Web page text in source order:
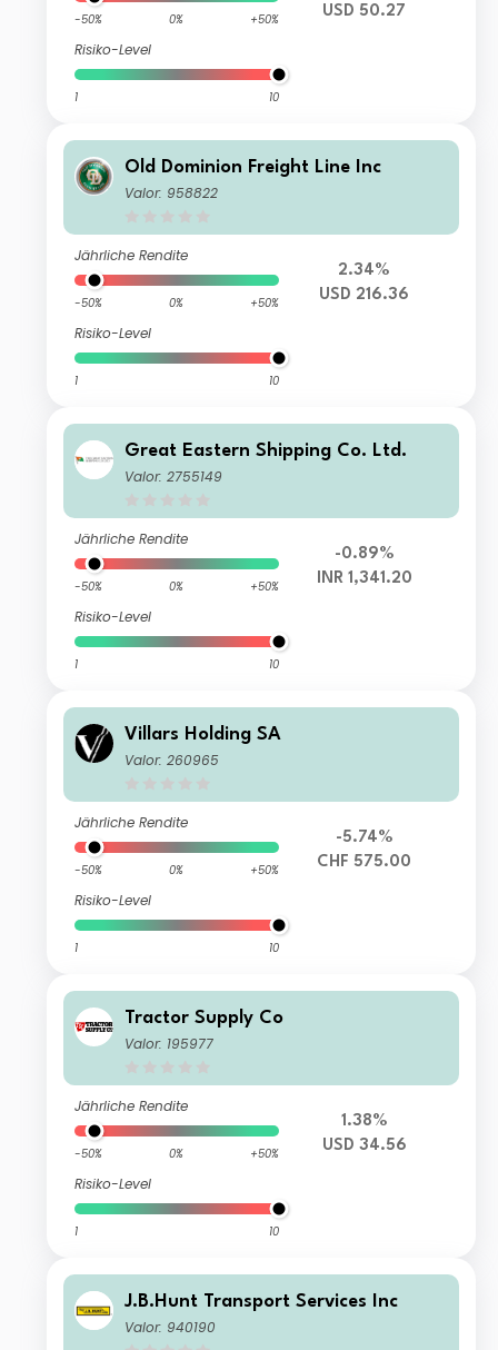
-50% 0% +50%
Risiko-Level
1 10
USD 50.27
Old Dominion Freight Line Inc
Valor: 958822
Jährliche Rendite
-50% 0% +50%
Risiko-Level
1 10
2.34%
USD 216.36
Great Eastern Shipping Co. Ltd.
Valor: 2755149
Jährliche Rendite
-50% 0% +50%
Risiko-Level
1 10
-0.89%
INR 1,341.20
Villars Holding SA
Valor: 260965
Jährliche Rendite
-50% 0% +50%
Risiko-Level
1 10
-5.74%
CHF 575.00
Tractor Supply Co
Valor: 195977
Jährliche Rendite
-50% 0% +50%
Risiko-Level
1 10
1.38%
USD 34.56
J.B.Hunt Transport Services Inc
Valor: 940190